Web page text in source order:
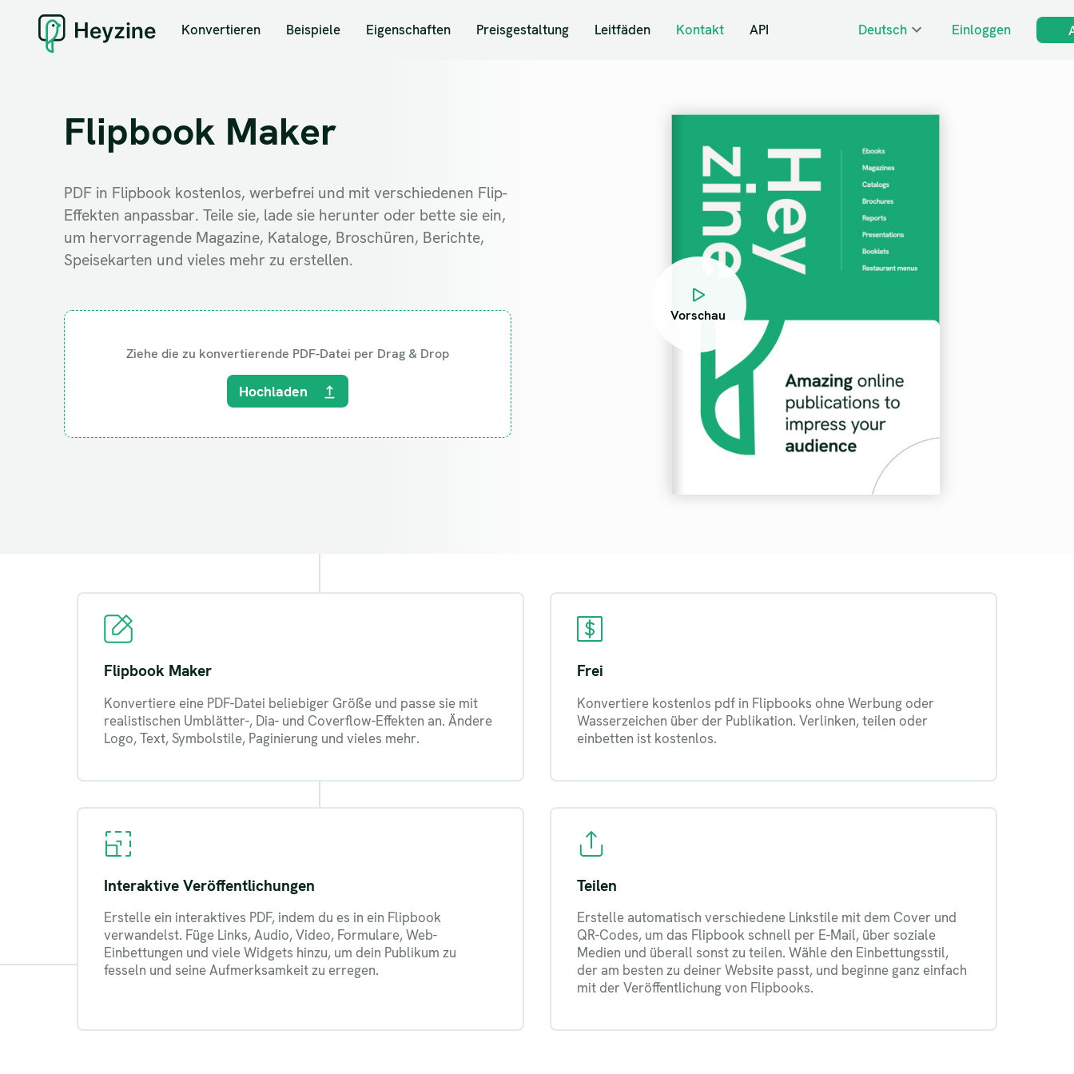
Konvertieren Beispiele Eigenschaften Preisgestaltung Leitfäden Kontakt API Deutsch Einloggen
Flipbook Maker
PDF in Flipbook kostenlos, werbefrei und mit verschiedenen Flip-
Effekten anpassbar. Teile sie, lade sie herunter oder bette sie ein,
um hervorragende Magazine, Kataloge, Broschüren, Berichte,
Speisekarten und vieles mehr zu erstellen.
Ziehe die zu konvertierende PDF-Datei per Drag & Drop
Hochladen
Vorschau
Flipbook Maker
Konvertiere eine PDF-Datei beliebiger Größe und passe sie mit
realistischen Umblätter-, Dia- und Coverflow-Effekten an. Ändere
Logo, Text, Symbolstile, Paginierung und vieles mehr.
Frei
Konvertiere kostenlos pdf in Flipbooks ohne Werbung oder
Wasserzeichen über der Publikation. Verlinken, teilen oder
einbetten ist kostenlos.
Interaktive Veröffentlichungen
Erstelle ein interaktives PDF, indem du es in ein Flipbook
verwandelst. Füge Links, Audio, Video, Formulare, Web-
Einbettungen und viele Widgets hinzu, um dein Publikum zu
fesseln und seine Aufmerksamkeit zu erregen.
Teilen
Erstelle automatisch verschiedene Linkstile mit dem Cover und
QR-Codes, um das Flipbook schnell per E-Mail, über soziale
Medien und überall sonst zu teilen. Wähle den Einbettungsstil,
der am besten zu deiner Website passt, und beginne ganz einfach
mit der Veröffentlichung von Flipbooks.